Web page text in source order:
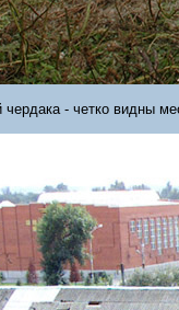
чердака - четко видны